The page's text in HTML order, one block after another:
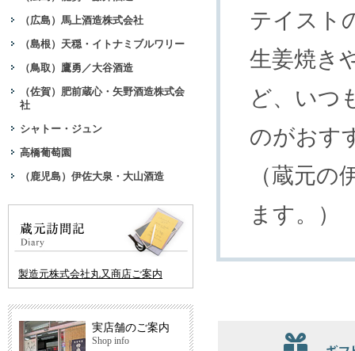
（広島）馬上酒造株式会社
（島根）天穏・イトナミブルワリー
（鳥取）鷹勇／大谷酒造
（佐賀）肥前蔵心・矢野酒造株式会
社
シャトー・ジュン
高橋葡萄園
（鹿児島）伊佐大泉・大山酒造
製造元株式会社丸又商店ご案内
実店舗のご案内
Shop info
テイスト
生姜焼き
ど、いつ
のがおす
（蔵元
ます。）